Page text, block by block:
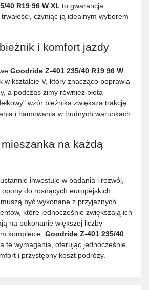
40 R19 96 W XL to gwarancja
czyniąc ją idealnym wyborem
i komfort jazdy
Goodride Z-401 235/40 R19 96 W
w kształcie V, który znacząco poprawia
a podczas zimy również błota
wzór bieżnika zwiększa trakcję
i hamowania w trudnych warunkach
na każdą
inwestuje w badania i rozwój,
do rosnących europejskich
być wykonane z przyjaznych
które jednocześnie zwiększają ich
na pokonanie większej liczby
komplecie. Goodride Z-401 235/40
te wymagania, oferując jednocześnie
i przystępny koszt podróży.